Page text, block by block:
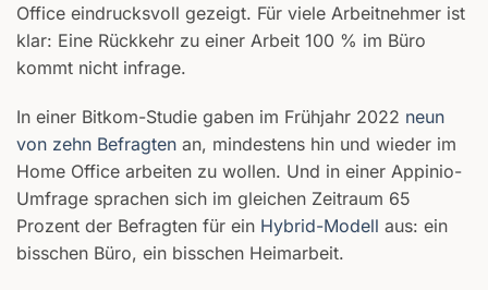
Office eindrucksvoll gezeigt. Für viele Arbeitnehmer ist
klar: Eine Rückkehr zu einer Arbeit 100 % im Büro
kommt nicht infrage.
In einer Bitkom-Studie gaben im Frühjahr 2022 neun
von zehn Befragten an, mindestens hin und wieder im
Home Office arbeiten zu wollen. Und in einer Appinio-
Umfrage sprachen sich im gleichen Zeitraum 65
Prozent der Befragten für ein Hybrid-Modell aus: ein
bisschen Büro, ein bisschen Heimarbeit.